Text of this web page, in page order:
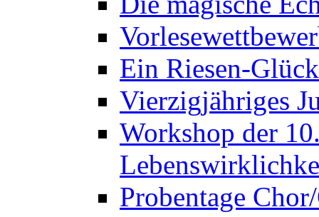
Ein Riesen-
Vierzigjähriges
Workshop der
Probentage